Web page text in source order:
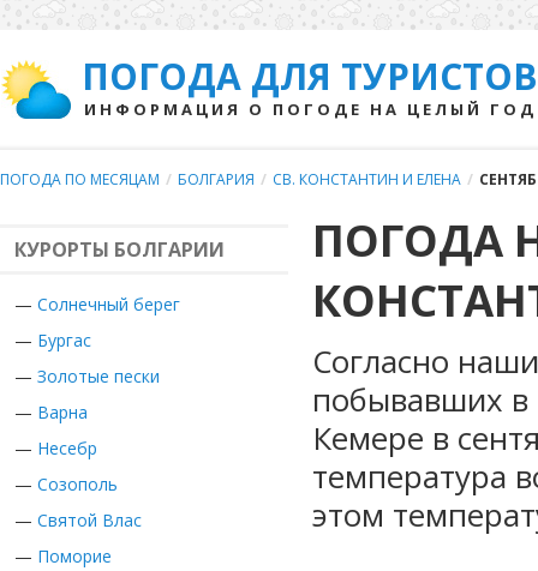
ПОГОДА ДЛЯ ТУРИСТОВ
ИНФОРМАЦИЯ О ПОГОДЕ НА ЦЕЛЫЙ ГОД
ПОГОДА ПО МЕСЯЦАМ / БОЛГАРИЯ / СВ. КОНСТАНТИН И ЕЛЕНА /
КУРОРТЫ БОЛГАРИИ
— Солнечный берег
— Бургас
— Золотые пески
— Варна
— Несебр
— Созополь
— Святой Влас
— Поморие
ПОГОДА
Согласно
побывавших в
Кемере в
температура
этом